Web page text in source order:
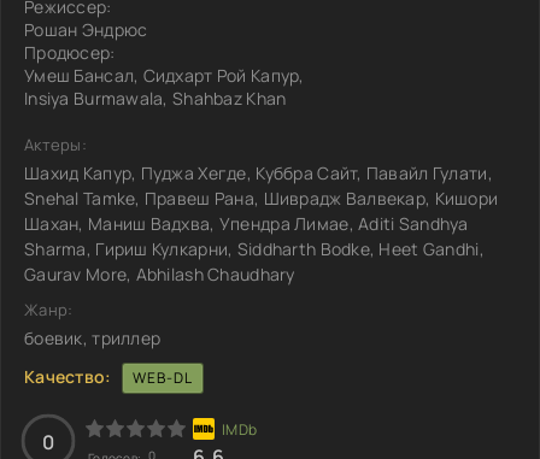
Режиссер:
Рошан Эндрюс
Продюсер:
Умеш Бансал, Сидхарт Рой Капур,
Insiya Burmawala, Shahbaz Khan
Актеры:
Шахид Капур, Пуджа Хегде, Куббра Сайт, Павайл Гулати,
Snehal Tamke, Правеш Рана, Шиврадж Валвекар, Кишори
Шахан, Маниш Вадхва, Упендра Лимае, Aditi Sandhya
Sharma, Гириш Кулкарни, Siddharth Bodke, Heet Gandhi,
Gaurav More, Abhilash Chaudhary
Жанр:
боевик, триллер
Качество:
WEB-DL
0 0